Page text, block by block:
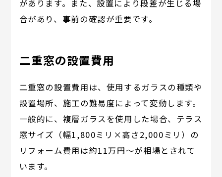
があります。また、設置により段差が生じる場
合があり、事前の確認が重要です。
二重窓の設置費用
二重窓の設置費用は、使用するガラスの種類や
設置場所、施工の難易度によって変動します。
一般的に、複層ガラスを使用した場合、テラス
窓サイズ（幅1,800ミリ×高さ2,000ミリ）の
リフォーム費用は約11万円～が相場とされて
います。